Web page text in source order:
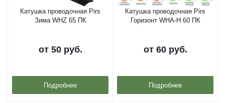
Катушка проводочная Pirs
Зима WHZ 65 ПК
от 50 руб.
Подробнее
Катушка проводочная Pirs
Горизонт WHA-H 60 ПК
от 60 руб.
Подробнее